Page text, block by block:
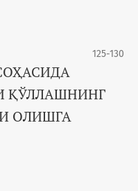
125-130
ҚЎЛЛАШНИНГ
ОЛИШГА